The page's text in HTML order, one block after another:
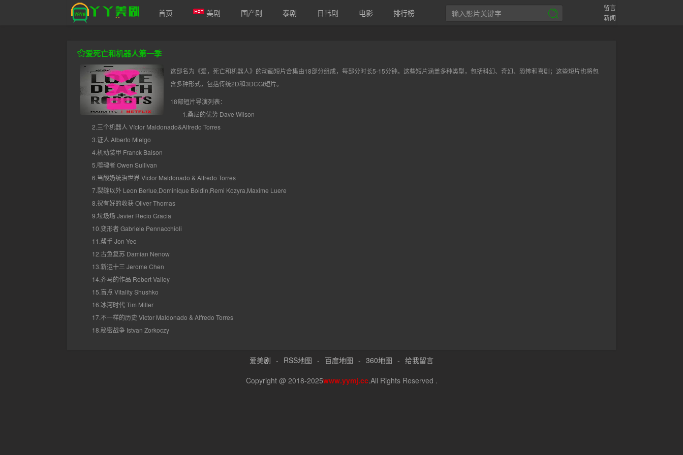
爱美剧
首页 美剧 国产剧 泰剧 日韩剧 电影 排行榜
留言
新闻
爱死亡和机器人第一季
这部名为《爱，死亡和机器人》的动画短片合集由18部分组成，每部分时长5-15分钟。这些短片涵盖多种类型，包括科幻、奇幻、恐怖和喜剧；这些短片也将包
含多种形式，包括传统2D和3DCGI短片。
18部短片导演列表：
1.桑尼的优势 Dave Wilson
2.三个机器人 Víctor Maldonado&Alfredo Torres
3.证人 Alberto Mielgo
4.机动装甲 Franck Balson
5.噬魂者 Owen Sullivan
6.当酸奶统治世界 Victor Maldonado & Alfredo Torres
7.裂缝以外 Leon Berlue,Dominique Boidin,Remi Kozyra,Maxime Luere
8.祝有好的收获 Oliver Thomas
9.垃圾场 Javier Recio Gracia
10.变形者 Gabriele Pennacchioli
11.帮手 Jon Yeo
12.古鱼复苏 Damian Nenow
13.新运十三 Jerome Chen
14.齐马的作品 Robert Valley
15.盲点 Vitality Shushko
16.冰河时代 Tim Miller
17.不一样的历史 Victor Maldonado & Alfredo Torres
18.秘密战争 Istvan Zorkoczy
爱美剧 - RSS地图 - 百度地图 - 360地图 - 给我留言
Copyright @ 2018-2025www.yymj.cc.All Rights Reserved .